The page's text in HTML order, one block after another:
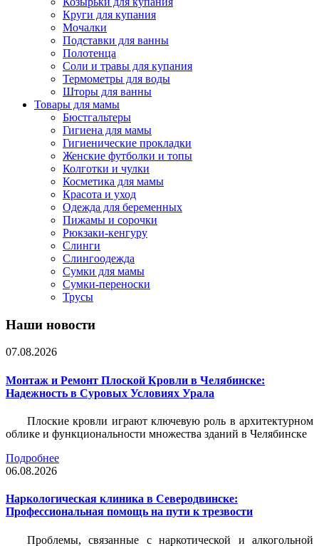
Круги для купания
Мочалки
Подставки для ванны
Полотенца
Соли и травы для купания
Термометры для воды
Шторы для ванны
Товары для мамы
Бюстгальтеры
Гигиена для мамы
Гигиенические прокладки
Женские футболки и топы
Колготки и чулки
Косметика для мамы
Красота и уход
Одежда для беременных
Пижамы и сорочки
Рюкзаки-кенгуру
Слинги
Слингоодежда
Сумки для мамы
Сумки-переноски
Трусы
Наши новости
07.08.2026
Монтаж и Ремонт Плоской Кровли в Челябинске:
Надежность в Суровых Условиях Урала
Плоские кровли играют ключевую роль в архитектурном
облике и функциональности множества зданий в Челябинске
Подробнее
06.08.2026
Наркологическая клиника в Северодвинске:
Профессиональная помощь на пути к трезвости
Проблемы, связанные с наркотической и алкогольной